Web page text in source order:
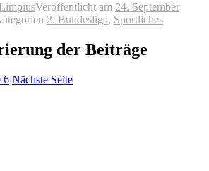
Veröffentlicht am 24. September
2. Bundesliga, Sportliches
der Beiträge
6 Nächste Seite